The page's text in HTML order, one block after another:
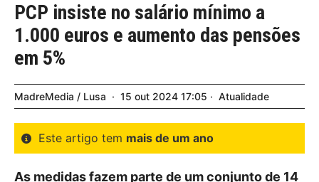
PCP insiste no salário mínimo a
1.000 euros e aumento das pensões
em 5%
MadreMedia / Lusa 15 out 2024 17:05 Atualidade
Este artigo tem mais de um ano
As medidas fazem parte de um conjunto de 14